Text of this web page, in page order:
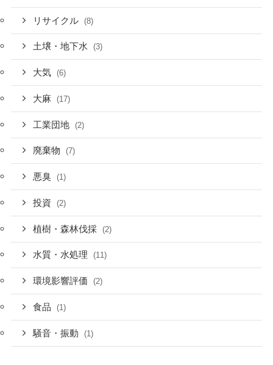
リサイクル (8)
土壌・地下水 (3)
大気 (6)
大麻 (17)
工業団地 (2)
廃棄物 (7)
悪臭 (1)
投資 (2)
植樹・森林伐採 (2)
水質・水処理 (11)
環境影響評価 (2)
食品 (1)
騒音・振動 (1)